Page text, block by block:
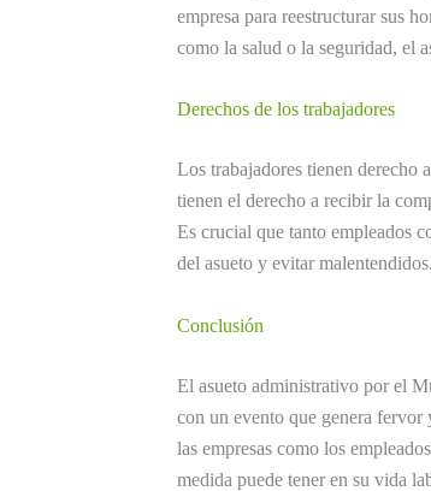
empresa para reestructurar sus
como la salud o la seguridad, el
Derechos de los trabajadores
Los trabajadores tienen derecho
tienen el derecho a recibir la
Es crucial que tanto empleados
del asueto y evitar malentendidos.
Conclusión
El asueto administrativo por el
con un evento que genera fervor
las empresas como los
medida puede tener en su vida